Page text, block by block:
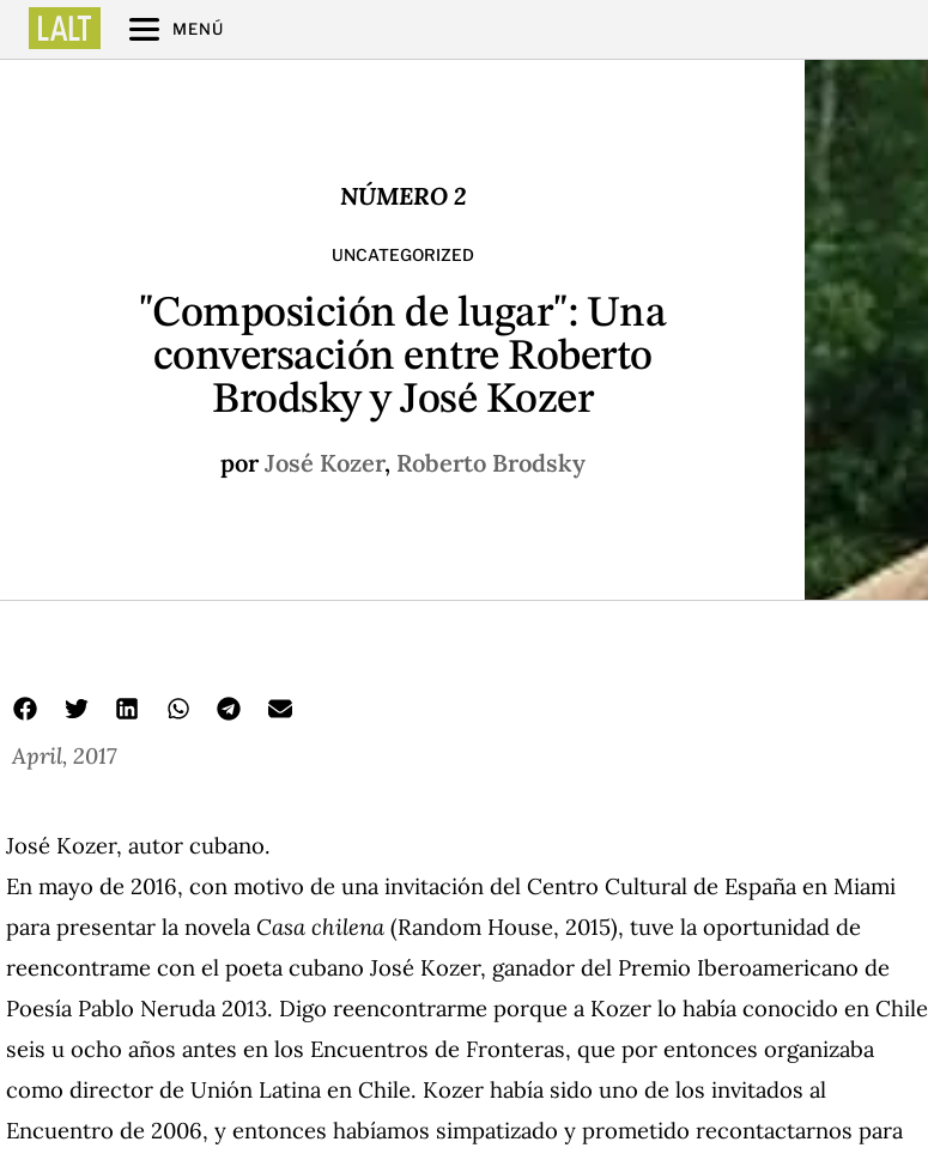
MENÚ
NÚMERO 2
UNCATEGORIZED
"Composición de lugar": Una
conversación entre Roberto
Brodsky y José Kozer
por José Kozer, Roberto Brodsky
April, 2017
José Kozer, autor cubano.
En mayo de 2016, con motivo de una invitación del Centro Cultural de España en Miami
para presentar la novela Casa chilena (Random House, 2015), tuve la oportunidad de
reencontrame con el poeta cubano José Kozer, ganador del Premio Iberoamericano de
Poesía Pablo Neruda 2013. Digo reencontrarme porque a Kozer lo había conocido en Chile
seis u ocho años antes en los Encuentros de Fronteras, que por entonces organizaba
como director de Unión Latina en Chile. Kozer había sido uno de los invitados al
Encuentro de 2006, y entonces habíamos simpatizado y prometido recontactarnos para